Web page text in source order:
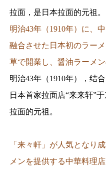
拉面，是日本拉面的元祖。
明治43年（1910年）に、
融合させた日本初のラー
草で開業し、醤油ラーメ
明治43年（1910年），结
日本首家拉面店“来来轩”
拉面的元祖。
「来々軒」が人気となり
メンを提供する中華料理